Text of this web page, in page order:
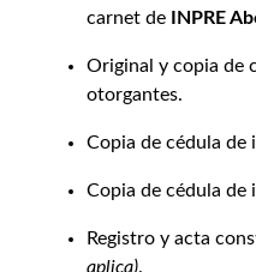
carnet de
INPRE
Original y copia de
otorgantes.
Copia de cédula de
Copia de cédula de
Registro y acta
aplica).